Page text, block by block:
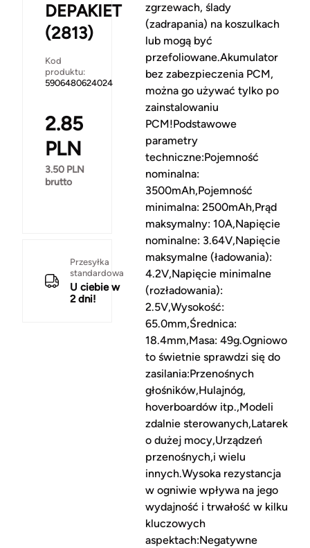
DEPAKIET
(2813)
Kod
produktu:
5906480624024
2.85
PLN
3.50 PLN
brutto
Przesyłka
standardowa
U ciebie w
2 dni!
zgrzewach, ślady
(zadrapania) na koszulkach
lub mogą być
przefoliowane.Akumulator
bez zabezpieczenia PCM,
można go używać tylko po
zainstalowaniu
PCM!Podstawowe
parametry
techniczne:Pojemność
nominalna:
3500mAh,Pojemność
minimalna: 2500mAh,Prąd
maksymalny: 10A,Napięcie
nominalne: 3.64V,Napięcie
maksymalne (ładowania):
4.2V,Napięcie minimalne
(rozładowania):
2.5V,Wysokość:
65.0mm,Średnica:
18.4mm,Masa: 49g.Ogniowo
to świetnie sprawdzi się do
zasilania:Przenośnych
głośników,Hulajnóg,
hoverboardów itp.,Modeli
zdalnie sterowanych,Latarek
o dużej mocy,Urządzeń
przenośnych,i wielu
innych.Wysoka rezystancja
w ogniwie wpływa na jego
wydajność i trwałość w kilku
kluczowych
aspektach:Negatywne